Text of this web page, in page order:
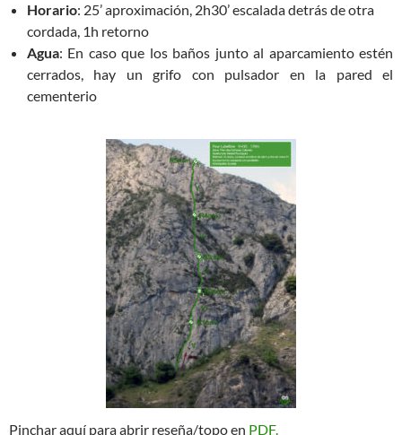
Horario: 25’ aproximación, 2h30’ escalada detrás de otra
cordada, 1h retorno
Agua: En caso que los baños junto al aparcamiento estén
cerrados, hay un grifo con pulsador en la pared el
cementerio
Pinchar aquí para abrir reseña/topo en PDF.